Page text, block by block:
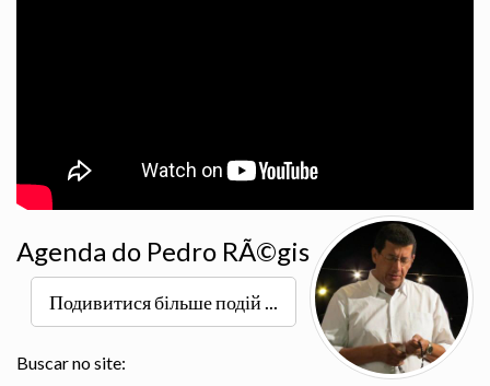
Agenda do Pedro RÃ©gis
Подивитися більше подій ...
Buscar no site: